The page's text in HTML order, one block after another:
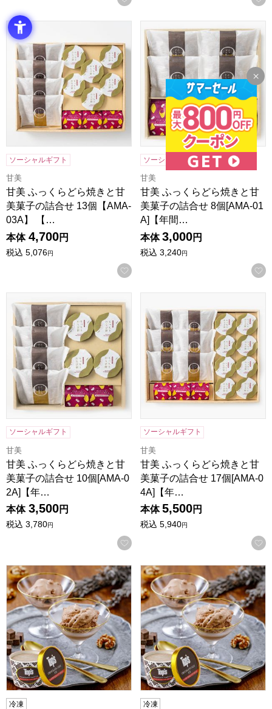
甘美 ふっくらどら焼きと甘美菓子の詰合せ 13個【AMA-03A
ソーシャルギフト
甘美
甘美 ふっくらどら焼きと甘
美菓子の詰合せ 13個【AMA-
03A】 【…
本体 4,700円
税込 5,076円
お気に入りに登録する
甘美 ふっくらどら焼きと甘
ソーシャルギフト
甘美
甘美 ふっくらどら焼きと甘
美菓子の詰合せ 8個[AMA-01
A]【年間…
本体 3,000円
税込 3,240円
甘美 ふっくらどら焼きと甘美菓子の詰合せ 10個[AMA-02A]
ソーシャルギフト
甘美
甘美 ふっくらどら焼きと甘
美菓子の詰合せ 10個[AMA-0
2A]【年…
本体 3,500円
税込 3,780円
お気に入りに登録する
ソーシャルギフト
甘美
甘美 ふっくらどら焼きと甘
美菓子の詰合せ 17個[AMA-0
4A]【年…
本体 5,500円
税込 5,940円
トップス チョコレートケーキアイス(8個)【年間ギフト】
冷凍
トップス チョコレートケー
冷凍